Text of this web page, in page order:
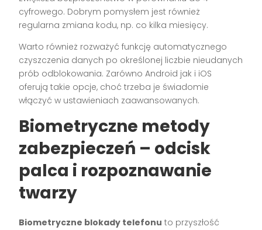
cyfrowego. Dobrym pomysłem jest również
regularna zmiana kodu, np. co kilka miesięcy.
Warto również rozważyć funkcję automatycznego
czyszczenia danych po określonej liczbie nieudanych
prób odblokowania. Zarówno Android jak i iOS
oferują takie opcje, choć trzeba je świadomie
włączyć w ustawieniach zaawansowanych.
Biometryczne metody
zabezpieczeń – odcisk
palca i rozpoznawanie
twarzy
Biometryczne blokady telefonu to przyszłość